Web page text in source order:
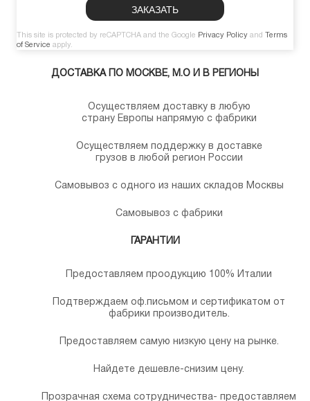
This site is protected by reCAPTCHA and the Google Privacy Policy and
Terms
of Service apply.
ДОСТАВКА ПО МОСКВЕ, М.О И В РЕГИОНЫ
Осуществляем доставку в любую
страну Европы напрямую с фабрики
Осуществляем поддержку в доставке
грузов в любой регион России
Самовывоз с одного из наших складов Москвы
Самовывоз с фабрики
ГАРАНТИИ
Предоставляем проодукцию 100% Италии
Подтверждаем оф.письмом и сертификатом от
фабрики производитель.
Предоставляем самую низкую цену на рынке.
Найдете дешевле-снизим цену.
Прозрачная схема сотрудничества- предоставляем